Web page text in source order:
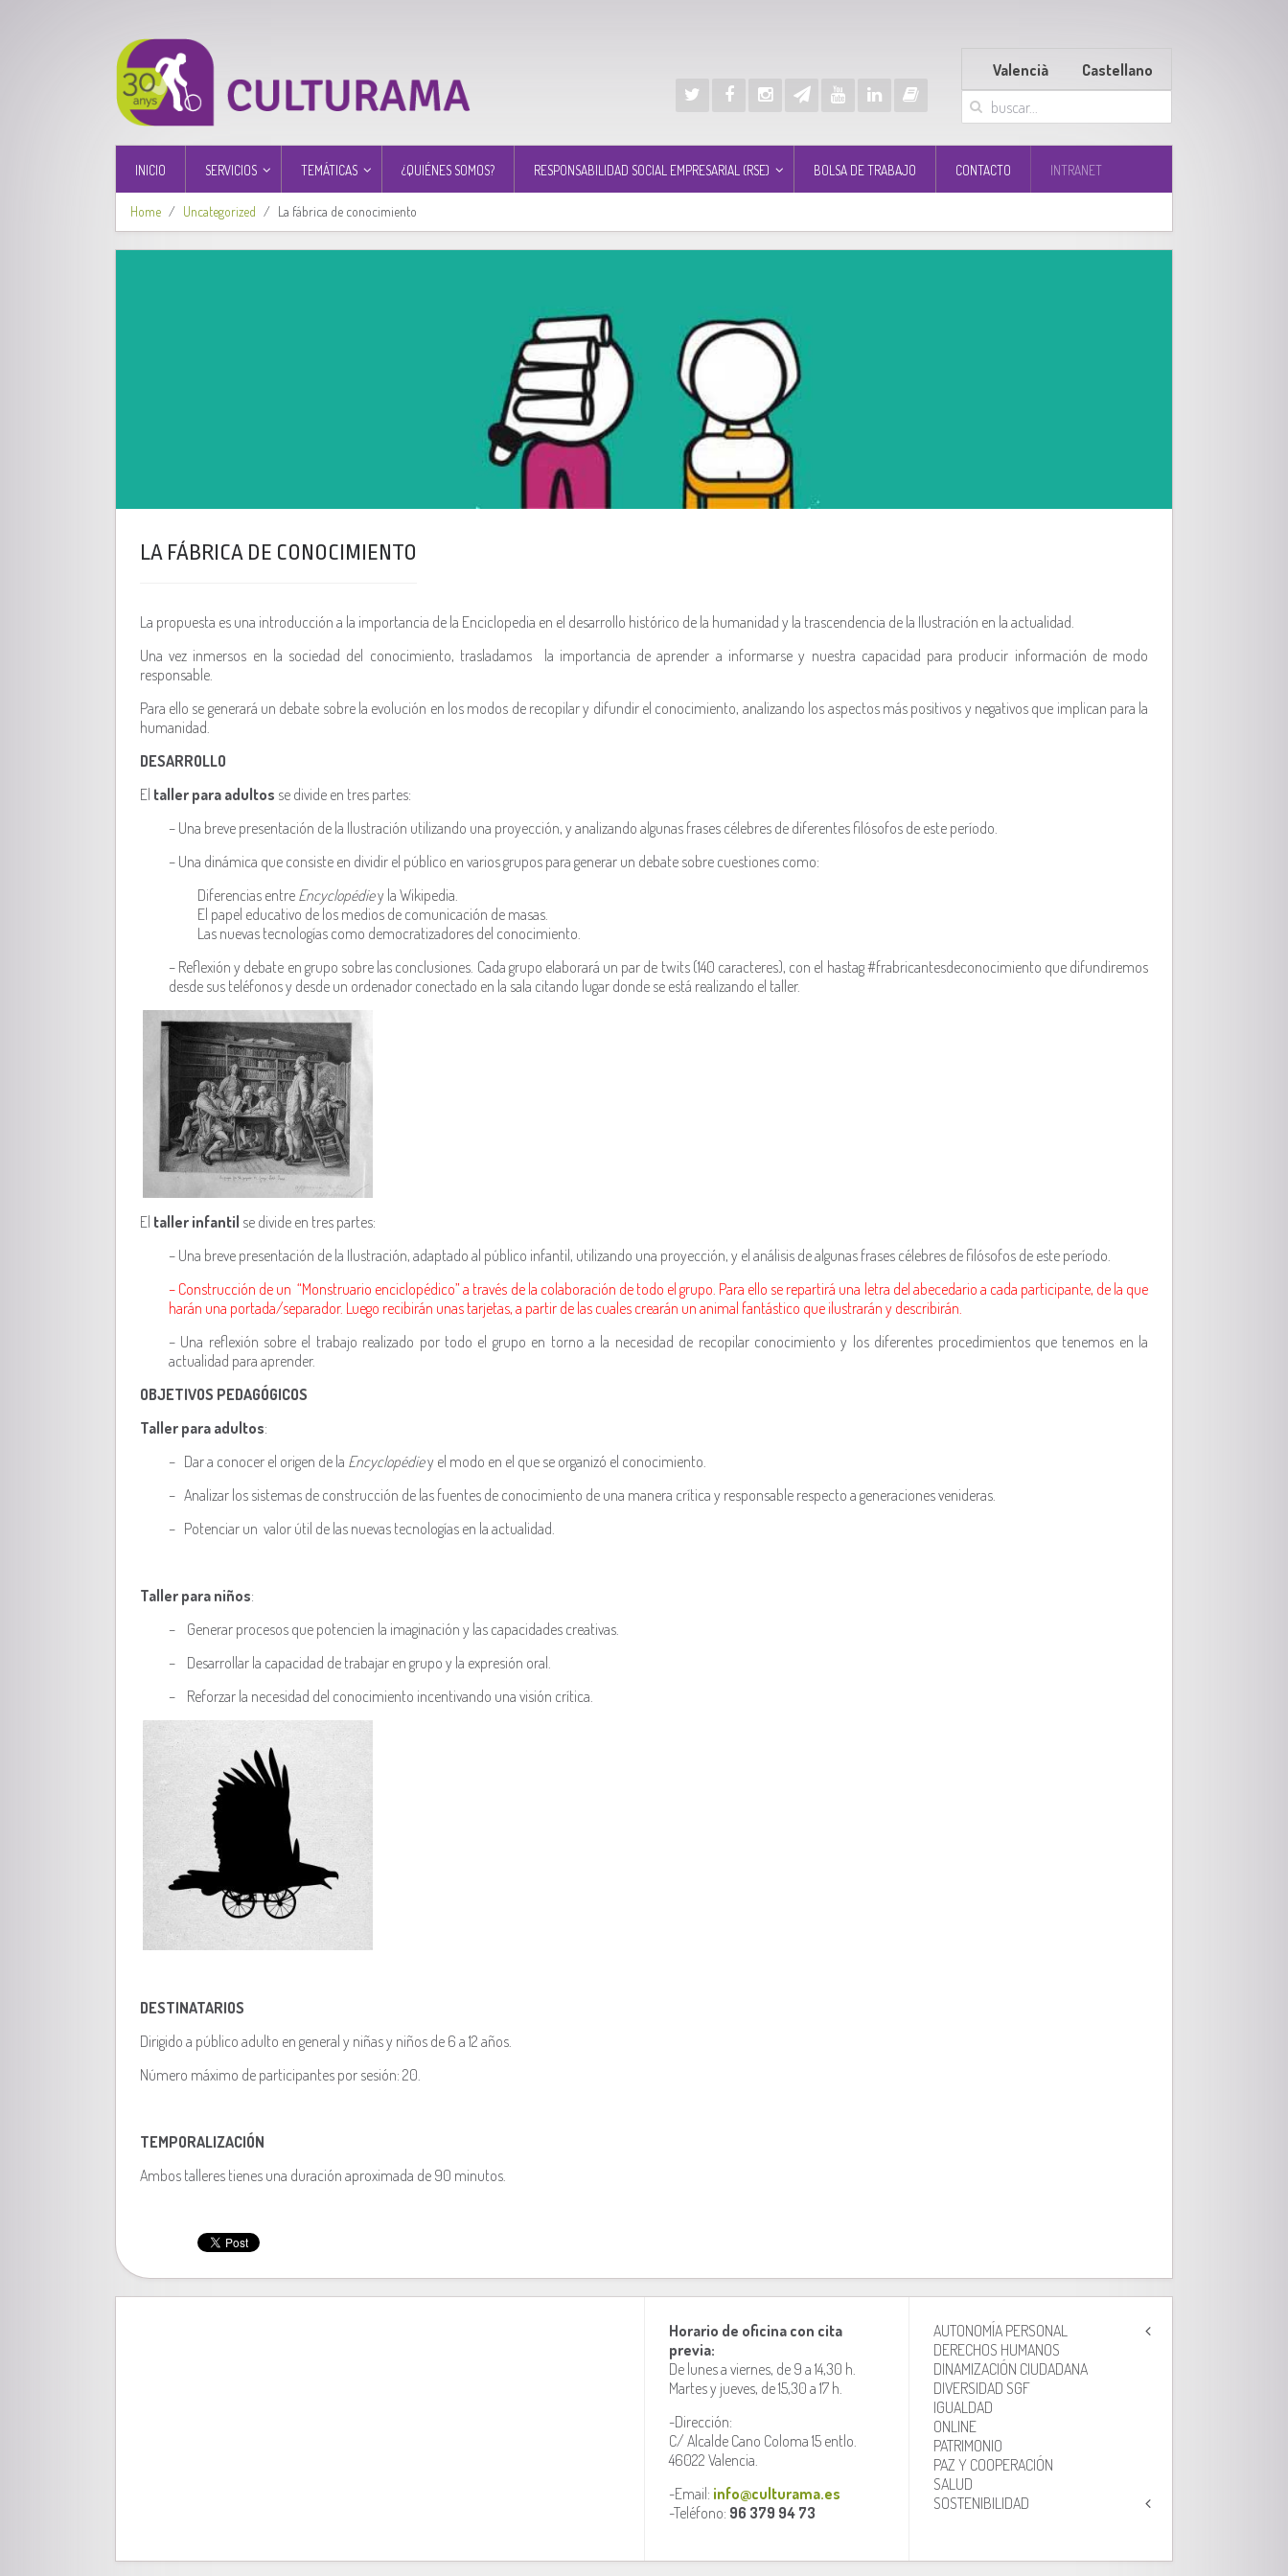
Valencià Castellano
INICIO SERVICIOS TEMÁTICAS ¿QUIÉNES SOMOS? RESPONSABILIDAD SOCIAL EMPRESARIAL (RSE) BOLSA DE TRABAJO CONTACTO INTRANET
Home Uncategorized La fábrica de conocimiento
LA FÁBRICA DE CONOCIMIENTO
La propuesta es una introducción a la importancia de la Enciclopedia en el desarrollo histórico de la humanidad y la trascendencia de la Ilustración en la actualidad.
Una vez inmersos en la sociedad del conocimiento, trasladamos la importancia de aprender a informarse y nuestra capacidad para producir información de modo
responsable.
Para ello se generará un debate sobre la evolución en los modos de recopilar y difundir el conocimiento, analizando los aspectos más positivos y negativos que implican para la
humanidad.
DESARROLLO
El taller para adultos se divide en tres partes:
– Una breve presentación de la Ilustración utilizando una proyección, y analizando algunas frases célebres de diferentes filósofos de este período.
– Una dinámica que consiste en dividir el público en varios grupos para generar un debate sobre cuestiones como:
Diferencias entre Encyclopédiey la Wikipedia.
El papel educativo de los medios de comunicación de masas.
Las nuevas tecnologías como democratizadores del conocimiento.
– Reflexión y debate en grupo sobre las conclusiones. Cada grupo elaborará un par de twits (140 caracteres), con el hastag #frabricantesdeconocimiento que difundiremos
desde sus teléfonos y desde un ordenador conectado en la sala citando lugar donde se está realizando el taller.
El taller infantil se divide en tres partes:
– Una breve presentación de la Ilustración, adaptado al público infantil, utilizando una proyección, y el análisis de algunas frases célebres de filósofos de este período.
– Construcción de un “Monstruario enciclopédico” a través de la colaboración de todo el grupo. Para ello se repartirá una letra del abecedario a cada participante, de la que
harán una portada/separador. Luego recibirán unas tarjetas, a partir de las cuales crearán un animal fantástico que ilustrarán y describirán.
– Una reflexión sobre el trabajo realizado por todo el grupo en torno a la necesidad de recopilar conocimiento y los diferentes procedimientos que tenemos en la
actualidad para aprender.
OBJETIVOS PEDAGÓGICOS
Taller para adultos:
– Dar a conocer el origen de la Encyclopédiey el modo en el que se organizó el conocimiento.
– Analizar los sistemas de construcción de las fuentes de conocimiento de una manera crítica y responsable respecto a generaciones venideras.
– Potenciar un valor útil de las nuevas tecnologías en la actualidad.
Taller para niños:
– Generar procesos que potencien la imaginación y las capacidades creativas.
– Desarrollar la capacidad de trabajar en grupo y la expresión oral.
– Reforzar la necesidad del conocimiento incentivando una visión crítica.
DESTINATARIOS
Dirigido a público adulto en general y niñas y niños de 6 a 12 años.
Número máximo de participantes por sesión: 20.
TEMPORALIZACIÓN
Ambos talleres tienes una duración aproximada de 90 minutos.
Horario de oficina con cita
previa:
De lunes a viernes, de 9 a 14,30 h.
Martes y jueves, de 15,30 a 17 h.
-Dirección:
C/ Alcalde Cano Coloma 15 entlo.
46022 Valencia.
-Email: info@culturama.es
-Teléfono: 96 379 94 73
AUTONOMÍA PERSONAL
DERECHOS HUMANOS
DINAMIZACIÓN CIUDADANA
DIVERSIDAD SGF
IGUALDAD
ONLINE
PATRIMONIO
PAZ Y COOPERACIÓN
SALUD
SOSTENIBILIDAD